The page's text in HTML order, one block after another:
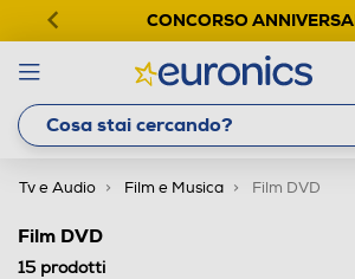
CONCORSO
Tv e Audio Film e Musica Film DVD
Film DVD
15 prodotti